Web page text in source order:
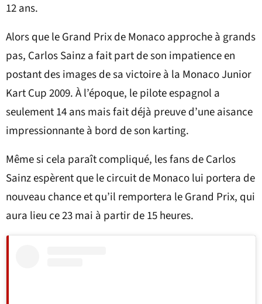
12 ans.
Alors que le Grand Prix de Monaco approche à grands
pas, Carlos Sainz a fait part de son impatience en
postant des images de sa victoire à la Monaco Junior
Kart Cup 2009. À l’époque, le pilote espagnol a
seulement 14 ans mais fait déjà preuve d’une aisance
impressionnante à bord de son karting.
Même si cela paraît compliqué, les fans de Carlos
Sainz espèrent que le circuit de Monaco lui portera de
nouveau chance et qu’il remportera le Grand Prix, qui
aura lieu ce 23 mai à partir de 15 heures.